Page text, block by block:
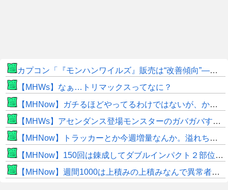
カプコン「『モンハンワイルズ』販売は“改善傾向”―中長期でワールド超え目指す」
【MHWs】なぁ…トリマックスってなに？
【MHNow】ガチるほどやってるわけではないが、かと言って要撃戦くらいしかやることないんだよな
【MHWs】アセンダンス登場モンスターのガバガバすぎる偽リークきたな
【MHNow】トラッカーとか今週増量なんか。溢れちゃうから来週にして欲しいわ何狩れいうねん
【MHNow】150回は錬成してダブルインパクト２部位だけって流石に泣けてくる
【MHNow】週間1000は上積みの上積みなんで異常者です